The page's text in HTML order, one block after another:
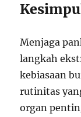
Menjaga
langkah
kebiasaan
rutinitas
organ